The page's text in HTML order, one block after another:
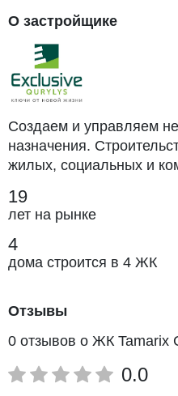
О застройщике
Создаем и управляем
назначения.
жилых, социальных и
19
лет на рынке
4
дома строится в 4 ЖК
Отзывы
0 отзывов о ЖК Tamarix
0.0